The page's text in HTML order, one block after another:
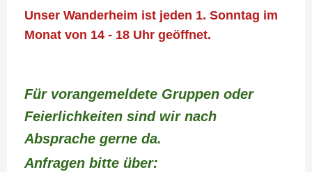
Unser Wanderheim ist jeden 1. Sonntag im
Monat von 14 - 18 Uhr geöffnet.
Für vorangemeldete Gruppen oder
Feierlichkeiten sind wir nach
Absprache gerne da.
Anfragen bitte über: